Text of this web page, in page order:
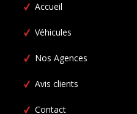
Accueil
Véhicules
Nos Agences
Avis clients
Contact